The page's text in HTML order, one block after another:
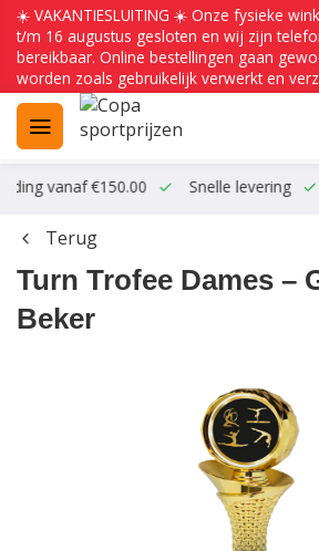
☀️ VAKANTIESLUITING ☀️ Onze fysieke
t/m 16 augustus gesloten en wij zijn
bereikbaar. Online bestellingen gaan
worden zoals gebruikelijk verwerkt en
vanaf €150.00 Snelle levering
Terug
Turn Trofee Dames –
Beker